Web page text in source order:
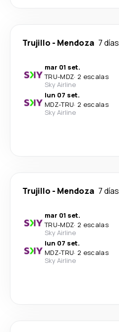
Trujillo - Mendoza 7 días
mar 01 set.
TRU-MDZ· 2 escalas
Sky Airline
lun 07 set.
MDZ-TRU· 2 escalas
Sky Airline
Trujillo - Mendoza 7 días
mar 01 set.
TRU-MDZ· 2 escalas
Sky Airline
lun 07 set.
MDZ-TRU· 2 escalas
Sky Airline